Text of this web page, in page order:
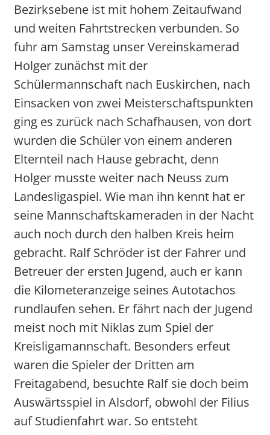
Bezirksebene ist mit hohem Zeitaufwand
und weiten Fahrtstrecken verbunden. So
fuhr am Samstag unser Vereinskamerad
Holger zunächst mit der
Schülermannschaft nach Euskirchen, nach
Einsacken von zwei Meisterschaftspunkten
ging es zurück nach Schafhausen, von dort
wurden die Schüler von einem anderen
Elternteil nach Hause gebracht, denn
Holger musste weiter nach Neuss zum
Landesligaspiel. Wie man ihn kennt hat er
seine Mannschaftskameraden in der Nacht
auch noch durch den halben Kreis heim
gebracht. Ralf Schröder ist der Fahrer und
Betreuer der ersten Jugend, auch er kann
die Kilometeranzeige seines Autotachos
rundlaufen sehen. Er fährt nach der Jugend
meist noch mit Niklas zum Spiel der
Kreisligamannschaft. Besonders erfeut
waren die Spieler der Dritten am
Freitagabend, besuchte Ralf sie doch beim
Auswärtsspiel in Alsdorf, obwohl der Filius
auf Studienfahrt war. So entsteht